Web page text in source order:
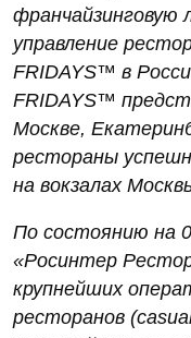
франчайзинговую
управление
FRIDAYS™️ в
FRIDAYS™️
Москве,
рестораны
на вокзалах
По состоянию на
«Росинтер
крупнейших
ресторанов